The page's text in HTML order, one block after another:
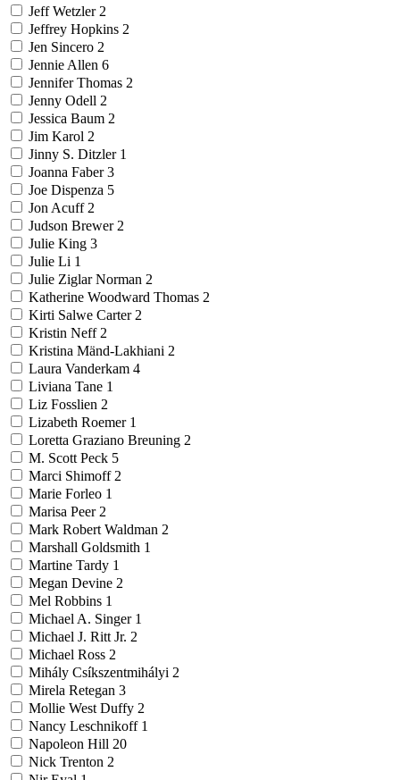
Jeff Wetzler 2
Jeffrey Hopkins 2
Jen Sincero 2
Jennie Allen 6
Jennifer Thomas 2
Jenny Odell 2
Jessica Baum 2
Jim Karol 2
Jinny S. Ditzler 1
Joanna Faber3
Joe Dispenza 5
Jon Acuff 2
Judson Brewer 2
Julie King 3
Julie Li 1
Julie Ziglar Norman 2
Katherine Woodward Thomas 2
Kirti Salwe Carter 2
Kristin Neff 2
Kristina Mänd-Lakhiani 2
Laura Vanderkam 4
Liviana Tane 1
Liz Fosslien 2
Lizabeth Roemer 1
Loretta Graziano Breuning 2
M. Scott Peck 5
Marci Shimoff 2
Marie Forleo 1
Marisa Peer 2
Mark Robert Waldman 2
Marshall Goldsmith 1
Martine Tardy 1
Megan Devine 2
Mel Robbins 1
Michael A. Singer 1
Michael J. Ritt Jr. 2
Michael Ross 2
Mihály Csíkszentmihályi 2
Mirela Retegan 3
Mollie West Duffy 2
Nancy Leschnikoff 1
Napoleon Hill 20
Nick Trenton 2